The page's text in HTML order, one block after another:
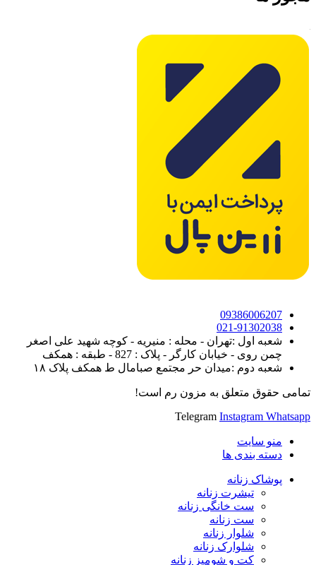
09386006207
021-91302038
شعبه اول :تهران - محله : منیریه - کوچه شهید علی اصغر
چمن روی - خیابان کارگر - پلاک : 827 - طبقه : همکف
شعبه دوم :میدان حر مجتمع صبامال ط همکف پلاک ۱۸
تمامی حقوق متعلق به مزون رم است!
Telegram Instagram Whatsapp
منو سایت
دسته بندی ها
پوشاک زنانه
تیشرت زنانه
ست خانگی زنانه
ست زنانه
شلوار زنانه
شلوارک زنانه
کت و شومیز زنانه